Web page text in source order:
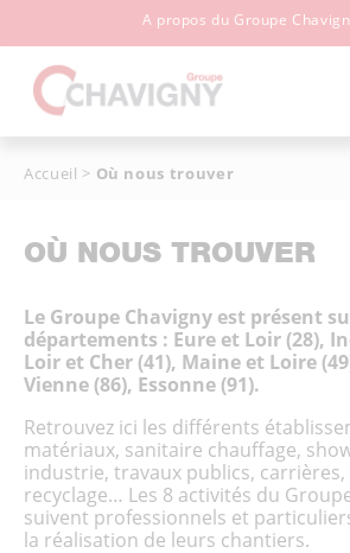
A propos du Groupe
Accueil > Où nous trouver
OÙ NOUS TROUVER
Le Groupe Chavigny est présent
départements : Eure et Loir (28),
Loir et Cher (41), Maine et Loire
Vienne (86), Essonne (91).
Retrouvez ici les différents
matériaux, sanitaire chauffage,
industrie, travaux publics,
recyclage… Les 8 activités du
suivent professionnels et
la réalisation de leurs chantiers.